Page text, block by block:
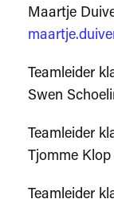
Maartje
Teamleider
Swen
Teamleider
Tjomme Klop
Teamleider